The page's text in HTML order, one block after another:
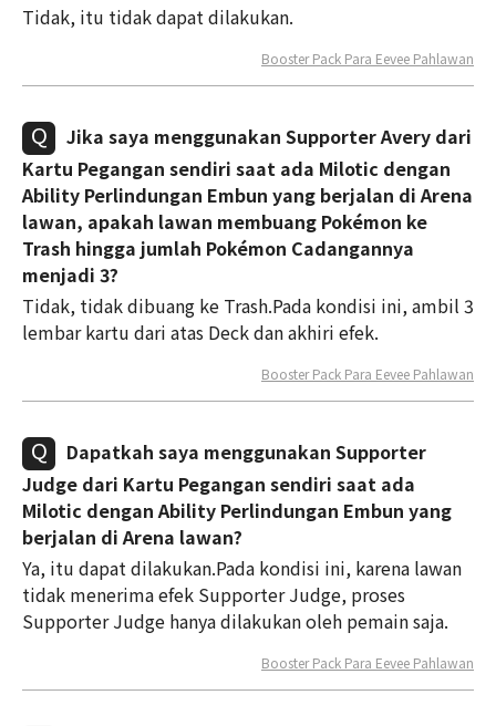
Tidak, itu tidak dapat dilakukan.
Booster Pack Para Eevee Pahlawan
Jika saya menggunakan Supporter Avery dari
Kartu Pegangan sendiri saat ada Milotic dengan
Ability Perlindungan Embun yang berjalan di Arena
lawan, apakah lawan membuang Pokémon ke
Trash hingga jumlah Pokémon Cadangannya
menjadi 3?
Tidak, tidak dibuang ke Trash.Pada kondisi ini, ambil 3
lembar kartu dari atas Deck dan akhiri efek.
Booster Pack Para Eevee Pahlawan
Dapatkah saya menggunakan Supporter
Judge dari Kartu Pegangan sendiri saat ada
Milotic dengan Ability Perlindungan Embun yang
berjalan di Arena lawan?
Ya, itu dapat dilakukan.Pada kondisi ini, karena lawan
tidak menerima efek Supporter Judge, proses
Supporter Judge hanya dilakukan oleh pemain saja.
Booster Pack Para Eevee Pahlawan